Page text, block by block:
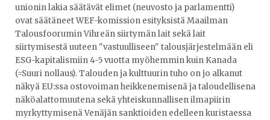
unionin lakia säätävät elimet (neuvosto ja parlamentti)
ovat säätäneet WEF-komission esityksistä Maailman
Talousfoorumin Vihreän siirtymän lait sekä lait
siirtymisestä uuteen "vastuulliseen" talousjärjestelmään eli
ESG-kapitalismiin 4-5 vuotta myöhemmin kuin Kanada
(=Suuri nollaus). Talouden ja kulttuurin tuho on jo alkanut
näkyä EU:ssa ostovoiman heikkenemisenä ja taloudellisena
näköalattomuutena sekä yhteiskunnallisen ilmapiirin
myrkyttymisenä Venäjän sanktioiden edelleen kuristaessa